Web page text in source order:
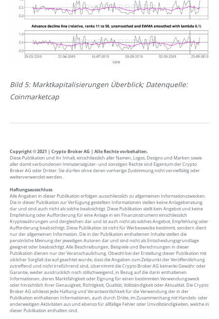
Bild 5: Marktkapitalisierungen Überblick; Datenquelle:
Coinmarketcap
Copyright © 2021 | Crypto Broker AG | Alle Rechte vorbehalten.
Diese Publikation und ihr Inhalt, einschliesslich aller Namen, Logos, Designs und Marken sowie
aller damit verbundenen Immaterialgüter- und sonstigen Rechte sind Eigentum der Crypto
Broker AG oder Dritter. Sie dürfen ohne deren vorherige Zustimmung nicht vervielfältig oder
weiterverwendet werden.
Haftungsausschluss
Alle Angaben in dieser Publikation erfolgen ausschliesslich zu allgemeinen Informationszwecken.
Die in dieser Publikation zur Verfügung gestellten Informationen stellen keine Anlageberatung
dar und sind auch nicht als solche beabsichtigt. Diese Publikation stellt kein Angebot und keine
Empfehlung oder Aufforderung für eine Anlage in ein Finanzinstrument einschliesslich
Kryptowährungen und dergleichen dar und ist auch nicht als solches Angebot, Empfehlung oder
Aufforderung beabsichtigt. Diese Publikation ist nicht für Werbezwecke bestimmt, sondern dient
nur der allgemeinen Information. Die in der Publikation enthaltenen Inhalte stellen die
persönliche Meinung der jeweiligen Autoren dar und sind nicht als Entscheidungsgrundlage
geeignet oder beabsichtigt. Alle Beschreibungen, Beispiele und Berechnungen in dieser
Publikation dienen nur der Veranschaulichung. Obwohl bei der Erstellung dieser Publikation mit
üblicher Sorgfalt darauf geachtet wurde, dass die Angaben zum Zeitpunkt der Veröffentlichung
zutreffend und nicht irreführend sind, übernimmt die Crypto Broker AG keinerlei Gewähr oder
Garantie, weder ausdrücklich noch stillschweigend, in Bezug auf die darin enthaltenen
Informationen, deren Marktfähigkeit oder Eignung für einen bestimmten Verwendungsweck
oder hinsichtlich ihrer Genauigkeit, Richtigkeit, Qualität, Vollständigkeit oder Aktualität. Die Crypto
Broker AG schliesst jede Haftung und Verantwortlichkeit für die Verwendung der in der
Publikation enthaltenen Informationen, auch durch Dritte, im Zusammenhang mit Handels- oder
anderweitigen Aktivitäten aus und ebenso für allfällige Fehler oder Unvollständigkeiten, welche in
dieser Publikation enthalten sind.